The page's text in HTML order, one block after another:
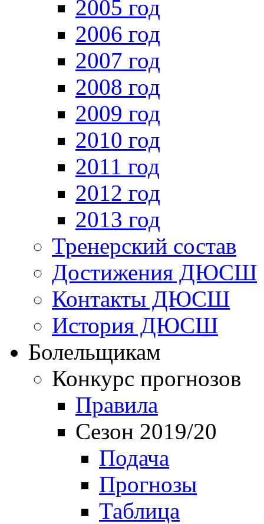
2005 год
2006 год
2007 год
2008 год
2009 год
2010 год
2011 год
2012 год
2013 год
Тренерский состав
Достижения ДЮСШ
Контакты ДЮСШ
История ДЮСШ
Болельщикам
Конкурс прогнозов
Правила
Сезон 2019/20
Подача
Прогнозы
Таблица